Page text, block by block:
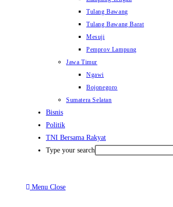
Tulang Bawang
Tulang Bawang Barat
Mesuji
Pemprov Lampung
Jawa Timur
Ngawi
Bojonegoro
Sumatera Selatan
Bisnis
Politik
TNI Bersama Rakyat
Type your search
Menu Close